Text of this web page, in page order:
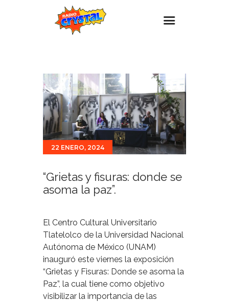
Estaciones
Eventos
Promociones
Noticias
Para ti
22 ENERO, 2024
“Grietas y fisuras: donde se
asoma la paz”.
El Centro Cultural Universitario
Tlatelolco de la Universidad Nacional
Autónoma de México (UNAM)
inauguró este viernes la exposición
“Grietas y Fisuras: Donde se asoma la
Paz”, la cual tiene como objetivo
visibilizar la importancia de las